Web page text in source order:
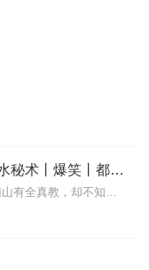
道士不好惹丨多人版丨风水秘术丨爆笑丨都市丨悬疑丨骨头演播
内容简介终南山，世人只知终南山有全真教，却不知终南山下有一座破败的道观。世人只知茅山善捉鬼，天师精辟邪，杨公会风水，却不知古井观人最懂天道。那一天，古井观的人...